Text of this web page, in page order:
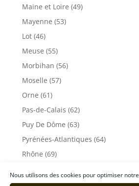
Nous utilisons des cookies pour optimiser
Maine et Loire (49)
Mayenne (53)
Lot (46)
Meuse (55)
Morbihan (56)
Moselle (57)
Orne (61)
Pas-de-Calais (62)
Puy De Dôme (63)
Pyrénées-Atlantiques (64)
Rhône (69)
Savoie (73)